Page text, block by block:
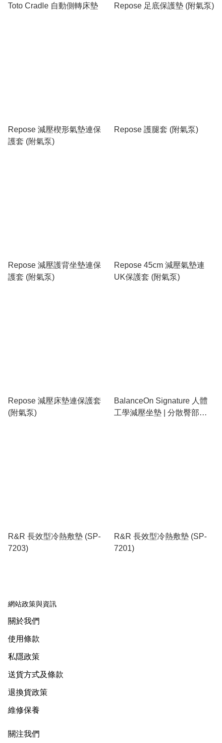
Toto Cradle 自動側轉床墊 Repose 足底保護墊 (附氣泵)
Repose 減壓楔形氣墊連保
護套 (附氣泵)
Repose 護腿套 (附氣泵)
Repose 減壓護背坐墊連保
護套 (附氣泵)
Repose 45cm 減壓氣墊連
UK保護套 (附氣泵)
Repose 減壓床墊連保護套
(附氣泵)
BalanceOn Signature 人體
工學減壓坐墊 | 分散臀部壓
R&R 長效型冷熱敷墊 (SP-
7203)
R&R 長效型冷熱敷墊 (SP-
7201)
網站政策與資訊
關於我們
使用條款
私隱政策
送貨方式及條款
退換貨政策
維修保養
關注我們